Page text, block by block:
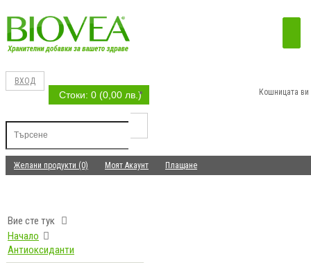
ВХОД
Стоки: 0 (0,00 лв.) Кошницата ви
Желани продукти (0) Моят Акаунт Плащане
Вие сте тук
Начало
Антиоксиданти